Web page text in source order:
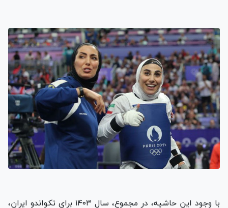
با وجود این حاشیه، در مجموع، سال ۱۴۰۳ برای تکواندو ایران،